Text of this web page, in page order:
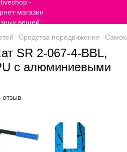
Средства передвижения
SR 2-067-4-BBL,
с алюминиевыми
отзыв